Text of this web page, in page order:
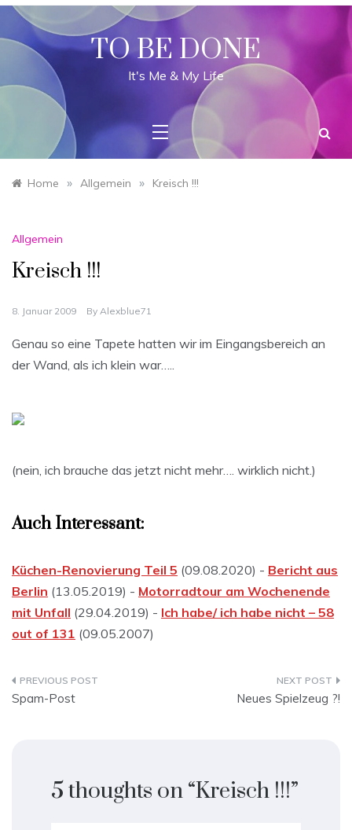
Skip
content
TO BE DONE
It's Me & My Life
Home » Allgemein » Kreisch !!!
Allgemein
Kreisch !!!
8. Januar 2009 By Alexblue71
Genau so eine Tapete hatten wir im Eingangsbereich an
der Wand, als ich klein war…..
(nein, ich brauche das jetzt nicht mehr…. wirklich nicht.)
Auch Interessant:
Küchen-Renovierung Teil 5 (09.08.2020) - Bericht aus
Berlin (13.05.2019) - Motorradtour am Wochenende
mit Unfall (29.04.2019) - Ich habe/ ich habe nicht – 58
out of 131 (09.05.2007)
Beitragsnavigation
Spam-Post Neues Spielzeug ?!
5 thoughts on “Kreisch !!!”